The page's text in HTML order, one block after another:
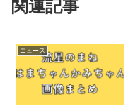
関連記事
ニュース